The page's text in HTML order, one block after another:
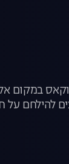
במקום
להילחם על